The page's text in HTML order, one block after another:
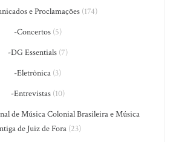
e Proclamações(174)
-Concertos(5)
-DG Essentials(7)
-Eletrônica (3)
-Entrevistas(10)
de Música Colonial Brasileira e Música
de Juiz de Fora (23)